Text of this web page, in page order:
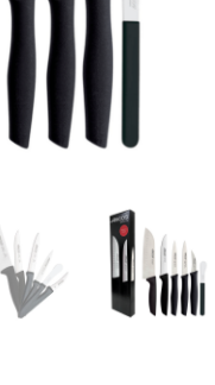
המותגים שלנו
מתנות לחנוכת בית
מתנות למטבח
מתכונים שלכם
עגלת קניות
תשלום